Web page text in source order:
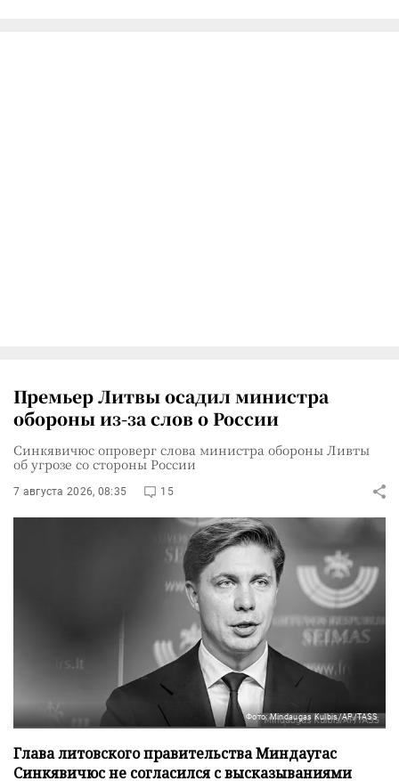
Премьер Литвы осадил министра
обороны из-за слов о России
Синкявичюс опроверг слова министра обороны Ливты
об угрозе со стороны России
7 августа 2026, 08:35 15
Фото: Mindaugas Kulbis/AP/TASS
Глава литовского правительства Миндаугас
Синкявичюс не согласился с высказываниями